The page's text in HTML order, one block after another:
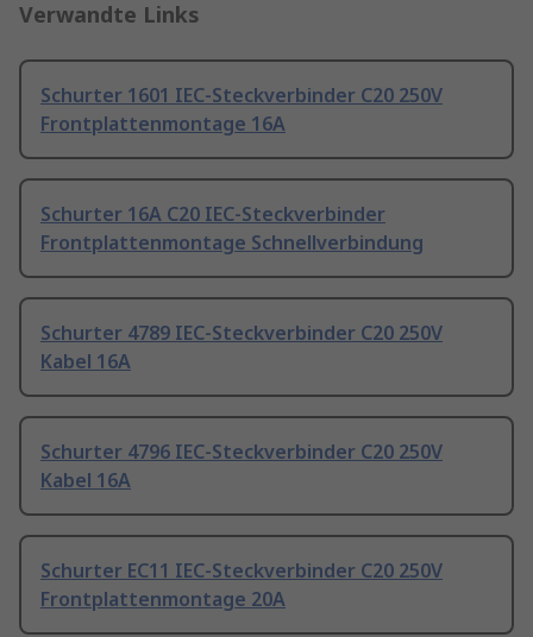
Verwandte Links
Schurter 1601 IEC-Steckverbinder C20 250V
Frontplattenmontage 16A
Schurter 16A C20 IEC-Steckverbinder
Frontplattenmontage Schnellverbindung
Schurter 4789 IEC-Steckverbinder C20 250V
Kabel 16A
Schurter 4796 IEC-Steckverbinder C20 250V
Kabel 16A
Schurter EC11 IEC-Steckverbinder C20 250V
Frontplattenmontage 20A